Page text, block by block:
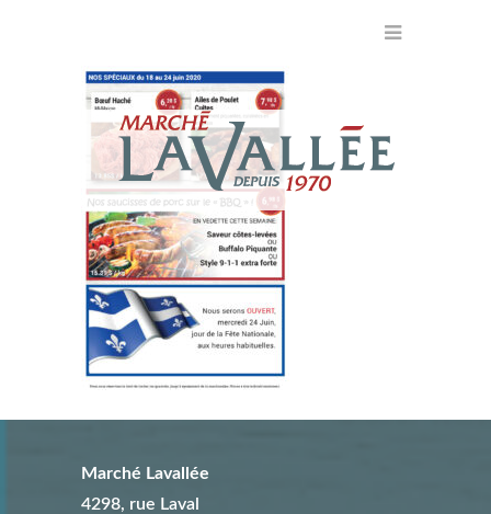
Marché Lavallée
4298, rue Laval